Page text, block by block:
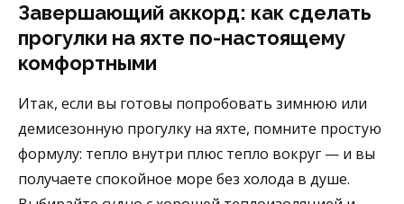
Завершающий аккорд: как сделать
прогулки на яхте по-настоящему
комфортными
Итак, если вы готовы попробовать зимнюю или
демисезонную прогулку на яхте, помните простую
формулу: тепло внутри плюс тепло вокруг — и вы
получаете спокойное море без холода в душе.